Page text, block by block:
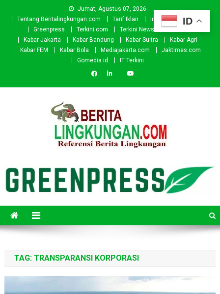
Jumat, Agustus 07, 2026
Tentang Beritalingkungan.com
Tarif Iklan Investor
Donasi
Greenpress
Terkini.com Terkini News
Kabar.id
Kabar Jakarta
Kabar Bandung Kabar Sultra
Kabar Agri
Kabar FEM
Kabar Bola Mediajakarta.com
Jaktimes.com
Gomedia.id
IT Terkini
TAG: TRANSPARANSI KORPORASI
ID